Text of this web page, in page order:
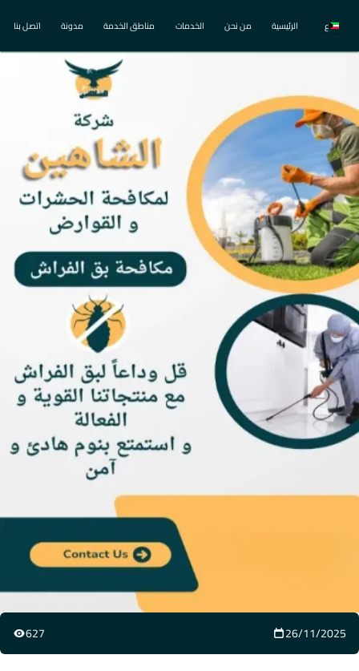
ع الرئيسية من نحن الخدمات مناطق الخدمة مدونة اتصل بنا
26/11/2025
627